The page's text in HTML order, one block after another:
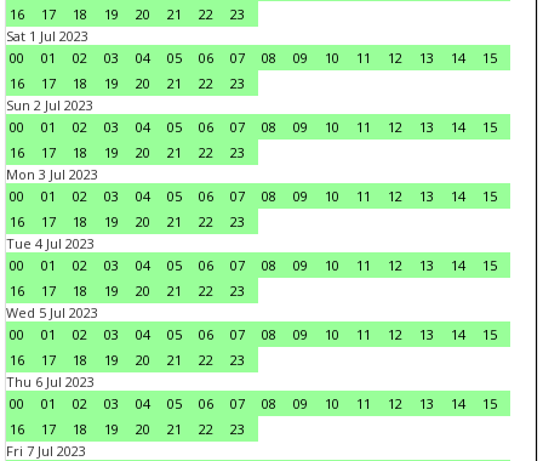
16
17 18 19 20 21 22
23
Sat 1 Jul 2023
00
01 02 03 04 05 06 07 08 09 10 11 12 13 14
15
16
17 18 19 20 21 22
23
Sun 2 Jul 2023
00
01 02 03 04 05 06 07 08 09 10 11 12 13 14
15
16
17 18 19 20 21 22
23
Mon 3 Jul 2023
00
01 02 03 04 05 06 07 08 09 10 11 12 13 14
15
16
17 18 19 20 21 22
23
Tue 4 Jul 2023
00
01 02 03 04 05 06 07 08 09 10 11 12 13 14
15
16
17 18 19 20 21 22
23
Wed 5 Jul 2023
00
01 02 03 04 05 06 07 08 09 10 11 12 13 14
15
16
17 18 19 20 21 22
23
Thu 6 Jul 2023
00
01 02 03 04 05 06 07 08 09 10 11 12 13 14
15
16
17 18 19 20 21 22
23
Fri 7 Jul 2023